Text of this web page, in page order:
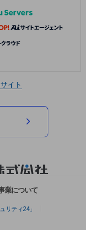
イト
業について
リティ24」